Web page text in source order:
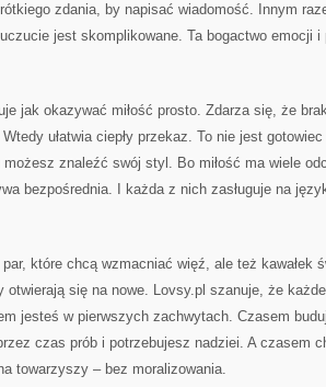
zdania, by napisać wiadomość. Innym
jest skomplikowane. Ta bogactwo emocji
jak okazywać miłość prosto. Zdarza się, że
ułatwia ciepły przekaz. To nie jest
znaleźć swój styl. Bo miłość ma wiele
bezpośrednia. I każda z nich zasługuje na
które chcą wzmacniać więź, ale też kawałek
otwierają się na nowe. Lovsy.pl szanuje, że
jesteś w pierwszych zachwytach. Czasem
czas prób i potrzebujesz nadziei. A czasem
towarzyszy – bez moralizowania.